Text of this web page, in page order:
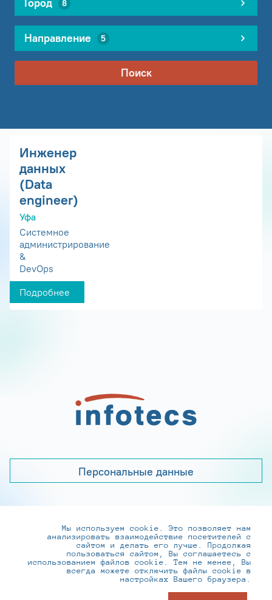
Город 8
Направление 5
Поиск
Инженер
данных
(Data
engineer)
Уфа
Системное
администрирование
&
DevOps
Подробнее
Персональные данные
+7 (495) 737-6192, 8-800-250-0-260
practice@infotecs.ru,hr@infotecs.ru
127273, г. Москва, Отрадная ул., 2Б строение 1
Мы используем cookie. Это позволяет нам
анализировать взаимодействие посетителей с
сайтом и делать его лучше. Продолжая
пользоваться сайтом, Вы соглашаетесь с
использованием файлов cookie. Тем не менее, Вы
всегда можете отключить файлы cookie в
настройках Вашего браузера.